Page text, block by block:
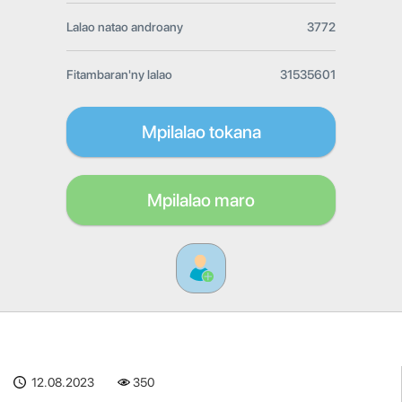
Lalao natao androany 3772
Fitambaran'ny lalao 31535601
Mpilalao tokana
Mpilalao maro
12.08.2023 350